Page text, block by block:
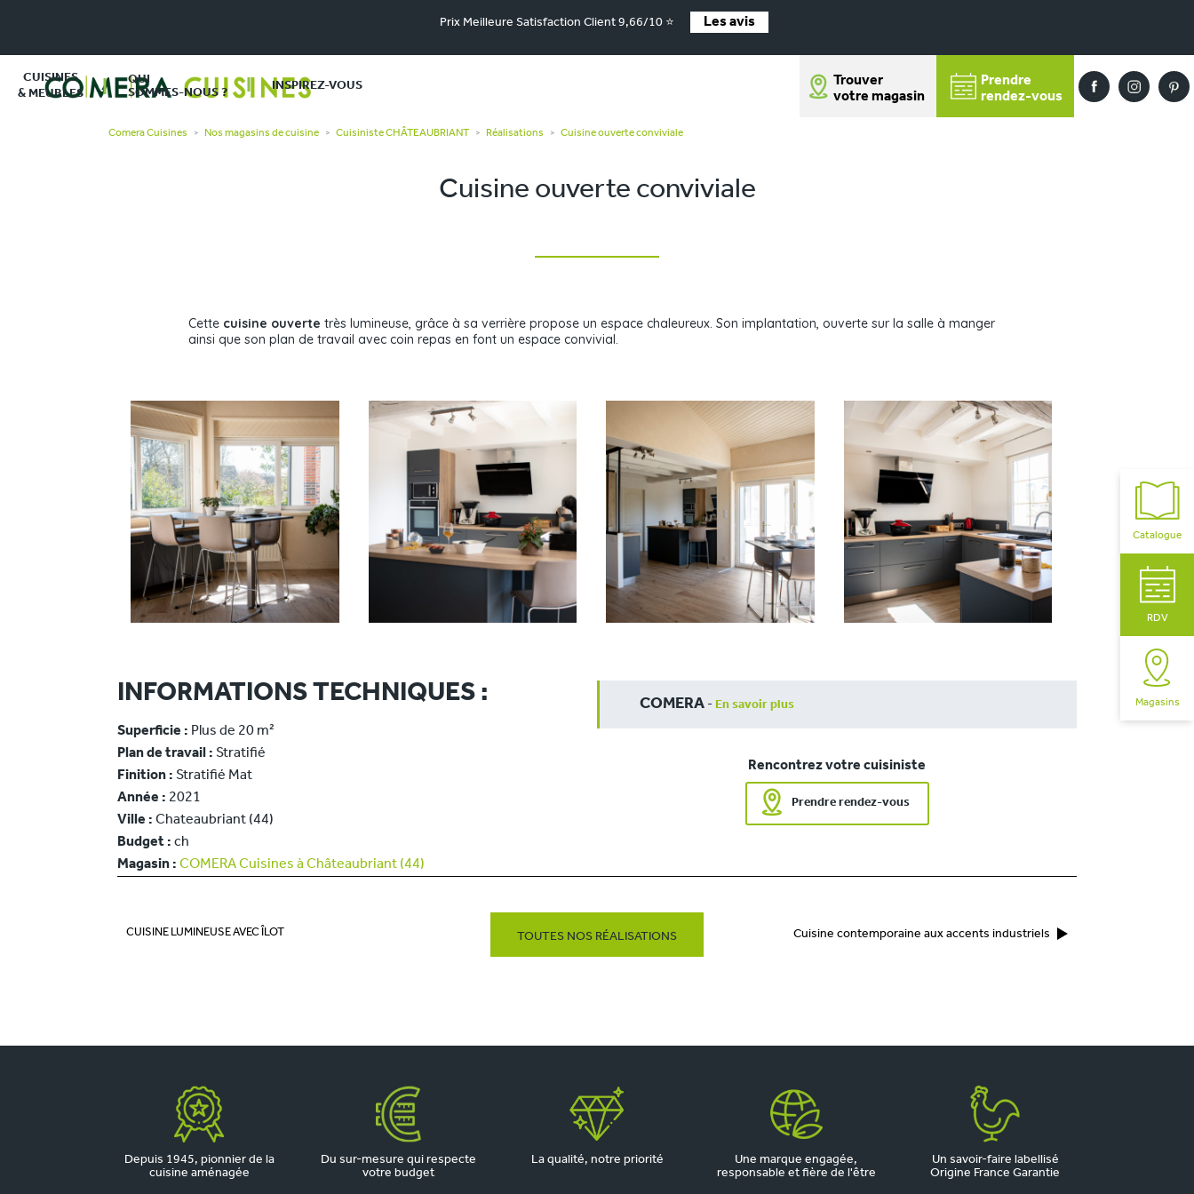
Prix Meilleure Satisfaction Client 9,66/10 ⭐ Les avis
CUISINES
& MEUBLES
QUI
SOMMES-NOUS ?
INSPIREZ-VOUS
Trouver
votre magasin
Prendre
rendez-vous
Catalogue
RDV
Magasins
Comera Cuisines > Nos magasins de cuisine > Cuisiniste CHÂTEAUBRIANT > Réalisations > Cuisine ouverte conviviale
Cuisine ouverte conviviale
Cette cuisine ouverte très lumineuse, grâce à sa verrière propose un espace chaleureux. Son implantation, ouverte sur la salle à manger
ainsi que son plan de travail avec coin repas en font un espace convivial.
INFORMATIONS TECHNIQUES :
Superficie : Plus de 20 m²
Plan de travail : Stratifié
Finition : Stratifié Mat
Année : 2021
Ville : Chateaubriant (44)
Budget : ch
Magasin : COMERA Cuisines à Châteaubriant (44)
COMERA - En savoir plus
Rencontrez votre cuisiniste
Prendre rendez-vous
CUISINE LUMINEUSE AVEC ÎLOT TOUTES NOS RÉALISATIONS Cuisine contemporaine aux accents industriels
Depuis 1945, pionnier de la
cuisine aménagée
Du sur-mesure qui respecte
votre budget
La qualité, notre priorité
Une marque engagée,
responsable et fière de l'être
Un savoir-faire labellisé
Origine France Garantie